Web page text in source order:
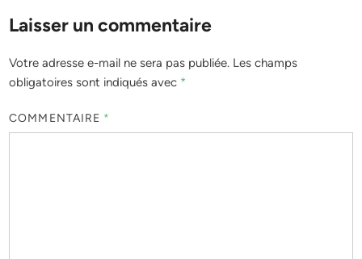
Laisser un commentaire
Votre adresse e-mail ne sera pas publiée. Les champs
obligatoires sont indiqués avec *
COMMENTAIRE *